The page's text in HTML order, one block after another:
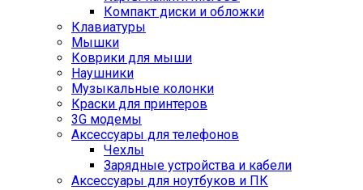
Компакт диски и обложки
Клавиатуры
Мышки
Коврики для мыши
Наушники
Музыкальные колонки
Краски для принтеров
3G модемы
Аксессуары для телефонов
Чехлы
Зарядные устройства и кабели
Аксессуары для ноутбуков и ПК